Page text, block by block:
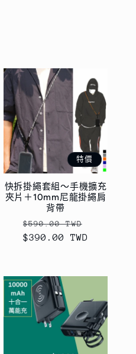
特價
快拆掛繩套組～手機擴充
夾片＋10mm尼龍掛繩肩
背帶
定
價
$590.00 TWD
$390.00 TWD